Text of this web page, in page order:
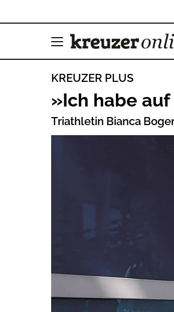
KREUZER PLUS
»Ich habe
Triathletin Bianca